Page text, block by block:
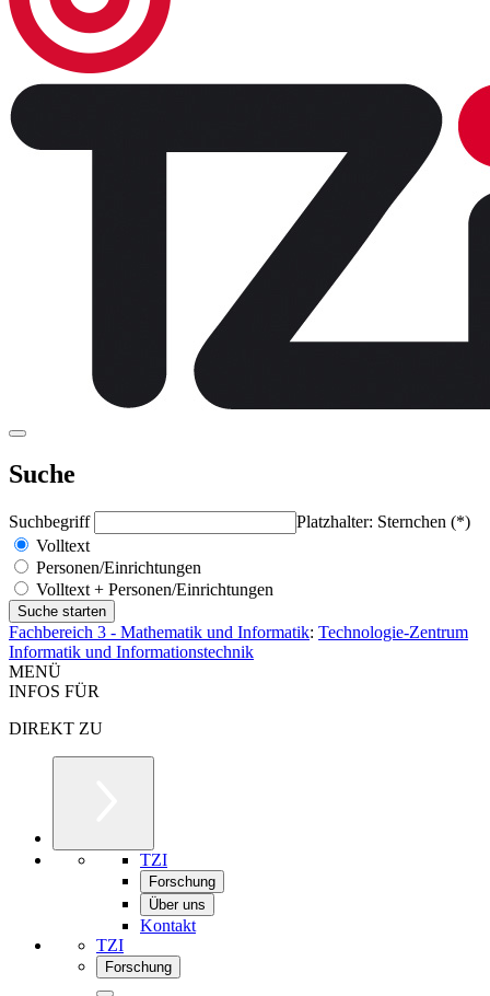
Suche
Suchbegriff
Platzhalter: Sternchen (*)
Volltext
Personen/Einrichtungen
Volltext + Personen/Einrichtungen
Fachbereich 3 - Mathematik und Informatik: Technologie-Zentrum
Informatik und Informationstechnik
MENÜ
INFOS FÜR
DIREKT ZU
TZI
Forschung
Über uns
Kontakt
TZI
Forschung